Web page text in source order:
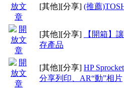
[其他][分享] (推薦
[其他][分享]
【開箱】
存產品
[其他][分享] HP
分享列印、AR“動”相片